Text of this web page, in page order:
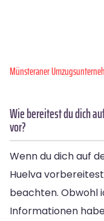
Münsteraner
Wie bereitest du dich
vor?
Wenn du dich auf
Huelva
beachten. Obwohl
Informationen